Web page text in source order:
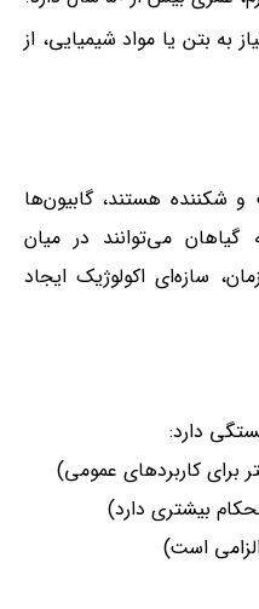
به بتن یا مواد شیمیایی، از
شکننده هستند، گابیون‌ها
می‌توانند در میان
سازه‌ای اکولوژیک ایجاد
دارد: